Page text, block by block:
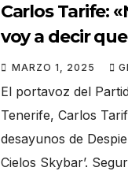
Carlos Tarife:
voy a decir
Santa Cruz de
inseguro»
MARZO 1, 2025
El portavoz del
Tenerife, Carlos
desayunos de
Cielos Skybar’.